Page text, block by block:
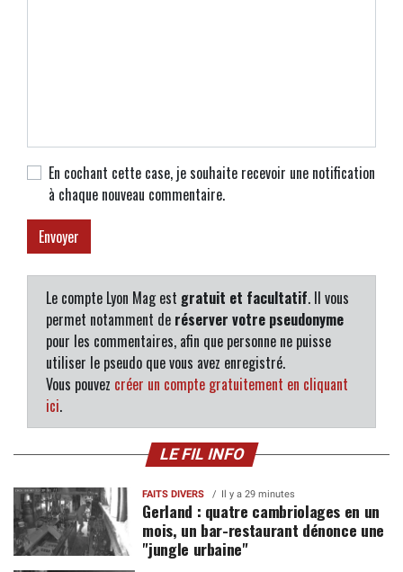
En cochant cette case, je souhaite recevoir une notification
à chaque nouveau commentaire.
Le compte Lyon Mag est gratuit et facultatif. Il vous
permet notamment de réserver votre pseudonyme
pour les commentaires, afin que personne ne puisse
utiliser le pseudo que vous avez enregistré.
Vous pouvez créer un compte gratuitement en cliquant
ici.
LE FIL INFO
FAITS DIVERS Il y a 29 minutes
Gerland : quatre cambriolages en un
mois, un bar-restaurant dénonce une
"jungle urbaine"